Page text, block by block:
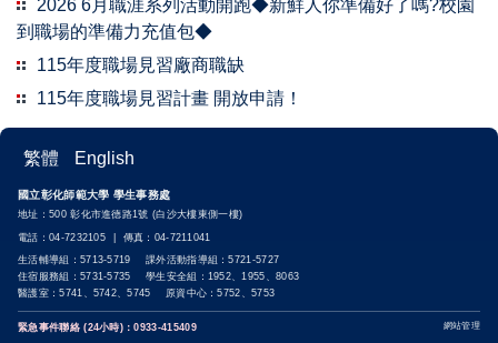
2026 6月職涯系列活動開跑◆新鮮人你準備好了嗎?校園
到職場的準備力充值包◆
115年度職場見習廠商職缺
115年度職場見習計畫 開放申請！
繁體 English
國立彰化師範大學 學生事務處
地址：500 彰化市進德路1號 (白沙大樓東側一樓)
電話：04-7232105 | 傳真：04-7211041
生活輔導組：5713-5719 課外活動指導組：5721-5727
住宿服務組：5731-5735 學生安全組：1952、1955、8063
醫護室：5741、5742、5745 原資中心：5752、5753
緊急事件聯絡 (24小時)：0933-415409 網站管理